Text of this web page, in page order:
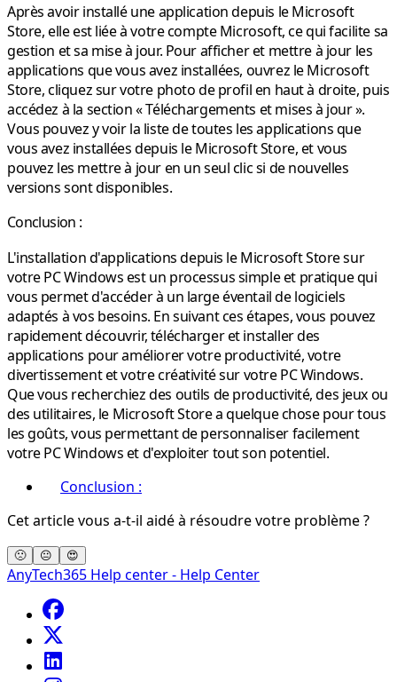
Après avoir installé une application depuis le Microsoft
Store, elle est liée à votre compte Microsoft, ce qui facilite sa
gestion et sa mise à jour. Pour afficher et mettre à jour les
applications que vous avez installées, ouvrez le Microsoft
Store, cliquez sur votre photo de profil en haut à droite, puis
accédez à la section « Téléchargements et mises à jour ».
Vous pouvez y voir la liste de toutes les applications que
vous avez installées depuis le Microsoft Store, et vous
pouvez les mettre à jour en un seul clic si de nouvelles
versions sont disponibles.
Conclusion :
L'installation d'applications depuis le Microsoft Store sur
votre PC Windows est un processus simple et pratique qui
vous permet d'accéder à un large éventail de logiciels
adaptés à vos besoins. En suivant ces étapes, vous pouvez
rapidement découvrir, télécharger et installer des
applications pour améliorer votre productivité, votre
divertissement et votre créativité sur votre PC Windows.
Que vous recherchiez des outils de productivité, des jeux ou
des utilitaires, le Microsoft Store a quelque chose pour tous
les goûts, vous permettant de personnaliser facilement
votre PC Windows et d'exploiter tout son potentiel.
Conclusion :
Cet article vous a-t-il aidé à résoudre votre problème ?
🙁 😐 😍
AnyTech365 Help center - Help Center